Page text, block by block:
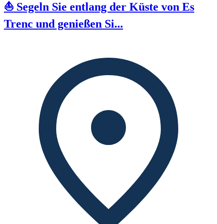
⛵️ Segeln Sie entlang der Küste von Es
Trenc und genießen Si...